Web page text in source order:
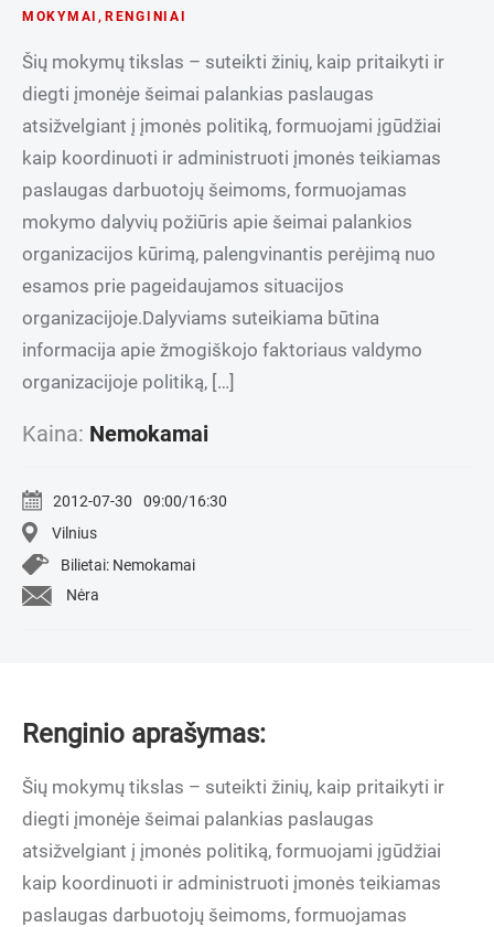
MOKYMAI , RENGINIAI
Šių mokymų tikslas – suteikti žinių, kaip pritaikyti ir
diegti įmonėje šeimai palankias paslaugas
atsižvelgiant į įmonės politiką, formuojami įgūdžiai
kaip koordinuoti ir administruoti įmonės teikiamas
paslaugas darbuotojų šeimoms, formuojamas
mokymo dalyvių požiūris apie šeimai palankios
organizacijos kūrimą, palengvinantis perėjimą nuo
esamos prie pageidaujamos situacijos
organizacijoje.Dalyviams suteikiama būtina
informacija apie žmogiškojo faktoriaus valdymo
organizacijoje politiką, […]
Kaina: Nemokamai
2012-07-30
09:00/16:30
Vilnius
Bilietai: Nemokamai
Nėra
Renginio aprašymas:
Šių mokymų tikslas – suteikti žinių, kaip pritaikyti ir
diegti įmonėje šeimai palankias paslaugas
atsižvelgiant į įmonės politiką, formuojami įgūdžiai
kaip koordinuoti ir administruoti įmonės teikiamas
paslaugas darbuotojų šeimoms, formuojamas